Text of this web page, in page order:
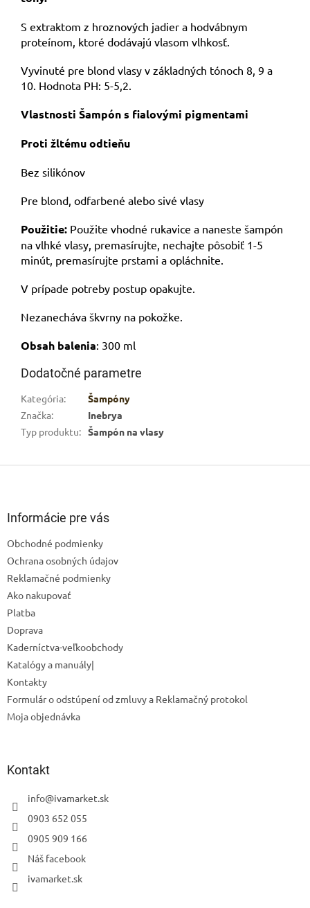
S extraktom z hroznových jadier a hodvábnym
proteínom, ktoré dodávajú vlasom vlhkosť.
Vyvinuté pre blond vlasy v základných tónoch 8, 9 a
10. Hodnota PH: 5-5,2.
Vlastnosti Šampón s fialovými pigmentami
Proti žltému odtieňu
Bez silikónov
Pre blond, odfarbené alebo sivé vlasy
Použitie: Použite vhodné rukavice a naneste šampón
na vlhké vlasy, premasírujte, nechajte pôsobiť 1-5
minút, premasírujte prstami a opláchnite.
V prípade potreby postup opakujte.
Nezanecháva škvrny na pokožke.
Obsah balenia: 300 ml
Dodatočné parametre
Kategória:
Šampóny
Značka:
Inebrya
Typ produktu: Šampón na vlasy
Informácie pre vás
Obchodné podmienky
Ochrana osobných údajov
Reklamačné podmienky
Ako nakupovať
Platba
Doprava
Kaderníctva-veľkoobchody
Katalógy a manuály|
Kontakty
Formulár o odstúpení od zmluvy a Reklamačný protokol
Moja objednávka
Kontakt
info@ivamarket.sk
0903 652 055
0905 909 166
Náš facebook
ivamarket.sk
Powered by chaterimo